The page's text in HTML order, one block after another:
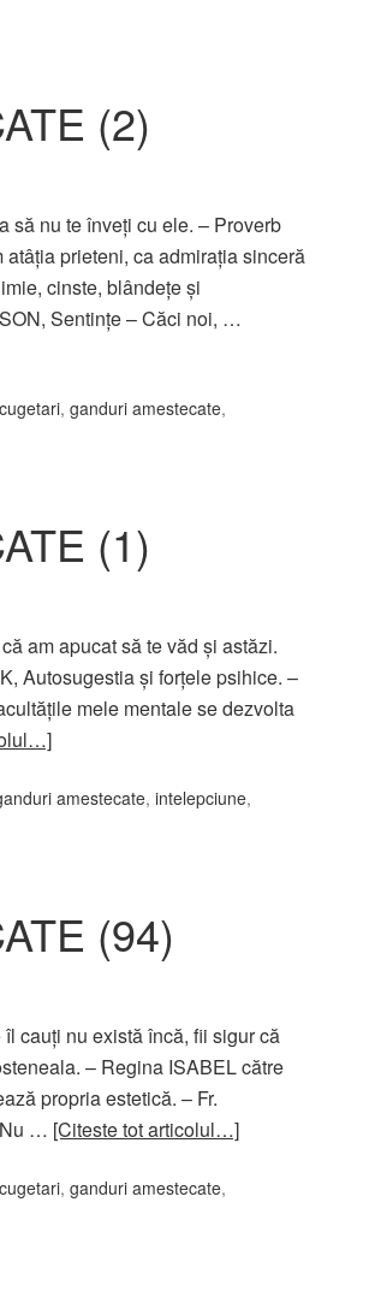
(2)
să nu te înveţi cu ele. – Proverb
prieteni, ca admiraţia sinceră
cinste, blândeţe şi
Sentinţe – Căci noi, …
cugetari, ganduri amestecate,
(1)
am apucat să te văd şi astăzi.
Autosugestia şi forţele psihice. –
mele mentale se dezvolta
amestecate, intelepciune,
(94)
cauți nu există încă, fii sigur că
– Regina ISABEL către
propria estetică. – Fr.
Nu … [Citeste tot articolul…]
cugetari, ganduri amestecate,